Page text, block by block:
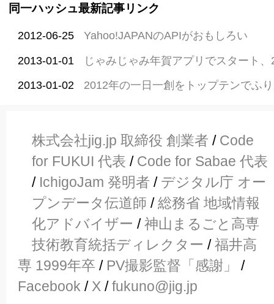
同一ハッシュ最新記事リンク
2012-06-25 Yahoo!JAPANのAPIがおもしろい
2013-01-01 じゃみじゃみ年賀アプリでスタート
2013-01-02 2012年の一日一創をトップテンでふ
株式会社jig.jp 取締役 創業者 / Code
for FUKUI 代表 / Code for Sabae 代表
/ IchigoJam 発明者 / デジタル庁 オー
プンデータ伝道師 /総務省 地域情報
化アドバイザー /神山まるごと高専
技術教育統括ディレクター /福井高
専 1999年卒 / PV撮影監督「感謝」
/
Facebook / X /fukuno@jig.jp